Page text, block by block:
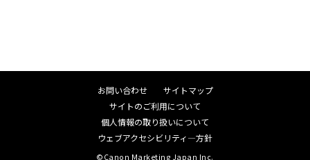
ノンとの契約の完全且つ唯一の表明である
ことに同意するものとします。キヤノンの
代表者が署名した書面によってキヤノンが
その明確な同意を与えない限り、本契約の
条項のいかなる変更も効力を有しないもの
お問い合わせ
サイトマップ
サイトのご利用について
個人情報の取り扱いについて
ウェブアクセシビリティ―方針
©Canon Marketing Japan Inc.